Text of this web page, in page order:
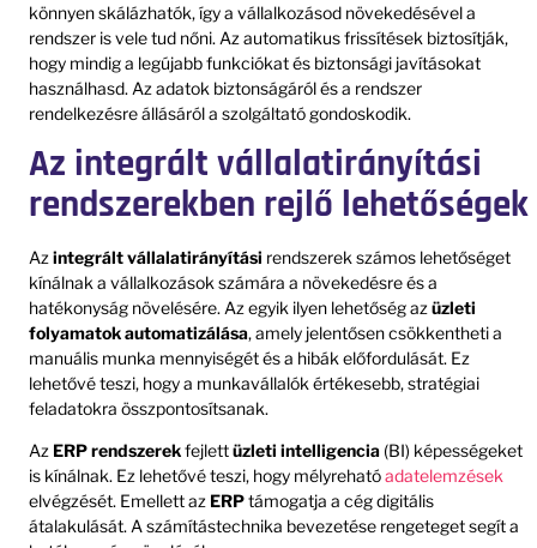
könnyen skálázhatók, így a vállalkozásod növekedésével a
rendszer is vele tud nőni. Az automatikus frissítések biztosítják,
hogy mindig a legújabb funkciókat és biztonsági javításokat
használhasd. Az adatok biztonságáról és a rendszer
rendelkezésre állásáról a szolgáltató gondoskodik.
Az integrált vállalatirányítási
rendszerekben rejlő lehetőségek
Az integrált vállalatirányítási rendszerek számos lehetőséget
kínálnak a vállalkozások számára a növekedésre és a
hatékonyság növelésére. Az egyik ilyen lehetőség az üzleti
folyamatok automatizálása, amely jelentősen csökkentheti a
manuális munka mennyiségét és a hibák előfordulását. Ez
lehetővé teszi, hogy a munkavállalók értékesebb, stratégiai
feladatokra összpontosítsanak.
Az ERP rendszerekfejlettüzleti intelligencia (BI) képességeket
is kínálnak. Ez lehetővé teszi, hogy mélyrehatóadatelemzések
elvégzését. Emellett az ERPtámogatja a cég digitális
átalakulását. A számítástechnika bevezetése rengeteget segít a